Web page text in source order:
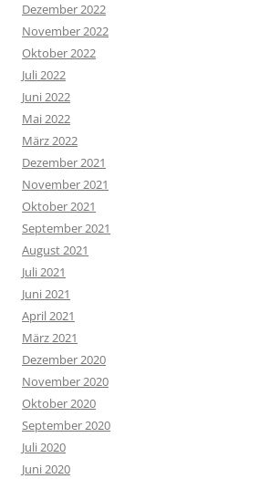
Dezember 2022
November 2022
Oktober 2022
Juli 2022
Juni 2022
Mai 2022
März 2022
Dezember 2021
November 2021
Oktober 2021
September 2021
August 2021
Juli 2021
Juni 2021
April 2021
März 2021
Dezember 2020
November 2020
Oktober 2020
September 2020
Juli 2020
Juni 2020